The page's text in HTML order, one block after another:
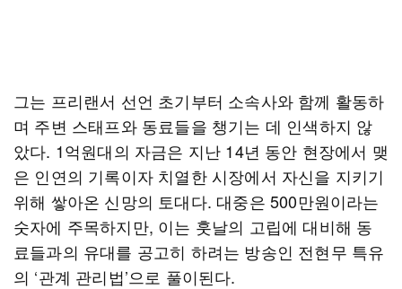
그는 프리랜서 선언 초기부터 소속사와 함께 활동하
며 주변 스태프와 동료들을 챙기는 데 인색하지 않
았다. 1억원대의 자금은 지난 14년 동안 현장에서 맺
은 인연의 기록이자 치열한 시장에서 자신을 지키기
위해 쌓아온 신망의 토대다. 대중은 500만원이라는
숫자에 주목하지만, 이는 훗날의 고립에 대비해 동
료들과의 유대를 공고히 하려는 방송인 전현무 특유
의 ‘관계 관리법’으로 풀이된다.